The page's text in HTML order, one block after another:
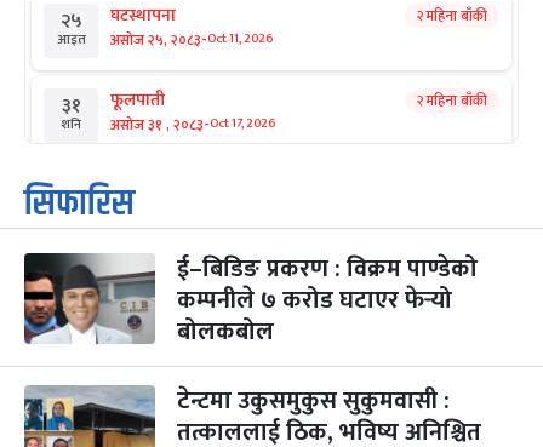
२५
आइत
घटस्थापना
असोज २५, २०८३-Oct 11, 2026
२ महिना बाँकी
३१
शनि
फूलपाती
असोज ३१ , २०८३-Oct 17, 2026
२ महिना बाँकी
१
आइत
कार्तिक सङ्क्रान्ति
कार्तिक १, २०८३
३
मंगल
महानवमी
कार्तिक ३, २०८३-Oct 20, 2026
२ महिना बाँकी
४
पापा‌ङ्कुशा एकादशी व्रत २ महिना बाँकी
सिफारिस
ई–बिडिङ प्रकरण : विक्रम पाण्डेको
कम्पनीले ७ करोड घटाएर फेर्‍यो
बोलकबोल
टेन्टमा उकुसमुकुस सुकुमवासी :
तत्काललाई ठिक, भविष्य अनिश्चित